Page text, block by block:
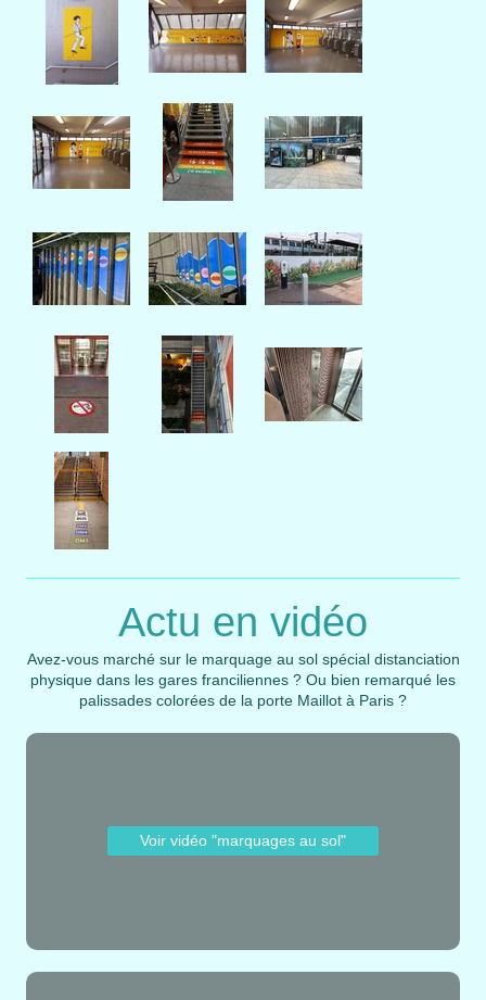
Actu en vidéo
Avez-vous marché sur le marquage au sol spécial distanciation
physique dans les gares franciliennes ? Ou bien remarqué les
palissades colorées de la porte Maillot à Paris ?
Voir vidéo "marquages au sol"